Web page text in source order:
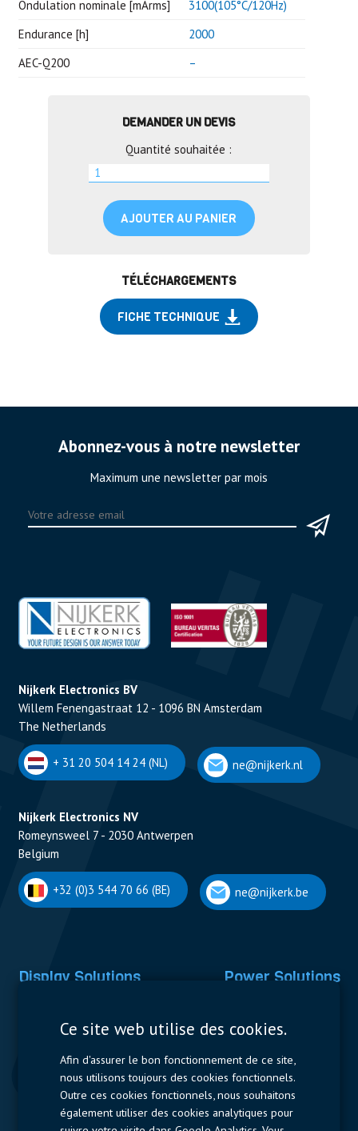
Ondulation nominale [mArms]
3100(105°C/120Hz)
Endurance [h]
2000
AEC-Q200
–
DEMANDER UN DEVIS
Quantité souhaitée :
AJOUTER AU PANIER
TÉLÉCHARGEMENTS
FICHE TECHNIQUE
Abonnez-vous à notre newsletter
Maximum une newsletter par mois
Nijkerk Electronics BV
Willem Fenengastraat 12 - 1096 BN Amsterdam
The Netherlands
+ 31 20 504 14 24 (NL) ne@nijkerk.nl
Nijkerk Electronics NV
Romeynsweel 7 - 2030 Antwerpen
Belgium
+32 (0)3 544 70 66 (BE) ne@nijkerk.be
Display Solutions Power Solutions
Contactors & Fuses
Measurement
Resistors
Ce site web utilise des cookies.
Afin d'assurer le bon fonctionnement de ce site,
nous utilisons toujours des cookies fonctionnels.
Outre ces cookies fonctionnels, nous souhaitons
également utiliser des cookies analytiques pour